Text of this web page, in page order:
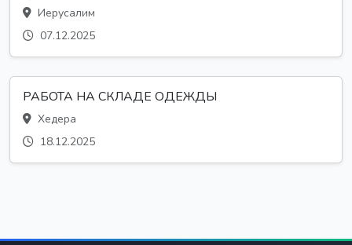
Иерусалим
07.12.2025
РАБОТА НА СКЛАДЕ ОДЕЖДЫ
Хедера
18.12.2025